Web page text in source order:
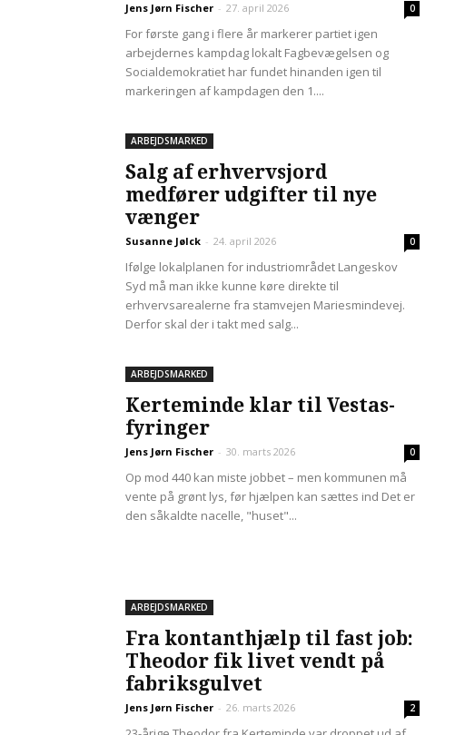
Jens Jørn Fischer - 27. april 2026 0
For første gang i flere år markerer partiet igen
arbejdernes kampdag lokalt Fagbevægelsen og
Socialdemokratiet har fundet hinanden igen til
markeringen af kampdagen den 1....
ARBEJDSMARKED
Salg af erhvervsjord
medfører udgifter til nye
vænger
Susanne Jølck - 24. april 2026 0
Ifølge lokalplanen for industriområdet Langeskov
Syd må man ikke kunne køre direkte til
erhvervsarealerne fra stamvejen Mariesmindevej.
Derfor skal der i takt med salg...
ARBEJDSMARKED
Kerteminde klar til Vestas-
fyringer
Jens Jørn Fischer - 30. marts 2026 0
Op mod 440 kan miste jobbet – men kommunen må
vente på grønt lys, før hjælpen kan sættes ind Det er
den såkaldte nacelle, "huset"...
ARBEJDSMARKED
Fra kontanthjælp til fast job:
Theodor fik livet vendt på
fabriksgulvet
Jens Jørn Fischer - 26. marts 2026 2